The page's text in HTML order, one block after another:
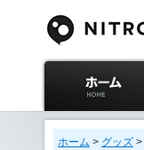
ニトロプラス公式
サイト ホーム
ホーム > グッズ >